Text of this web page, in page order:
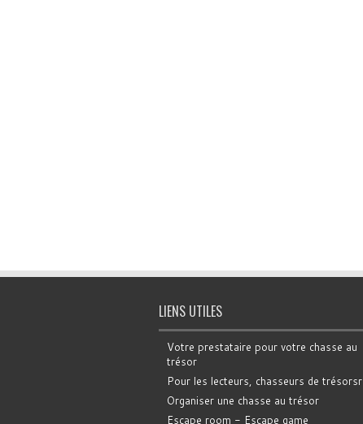
LIENS UTILES
Votre prestataire pour votre chasse au
trésor
Pour les lecteurs, chasseurs de trésorsr
Organiser une chasse au trésor
Escape room - Escape game